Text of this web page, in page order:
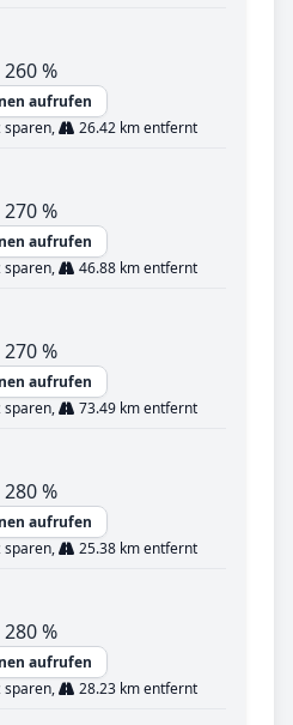
%
aufrufen
sparen,
26.42 km entfernt
%
aufrufen
sparen,
46.88 km entfernt
%
aufrufen
sparen,
73.49 km entfernt
%
aufrufen
sparen,
25.38 km entfernt
%
aufrufen
sparen,
28.23 km entfernt